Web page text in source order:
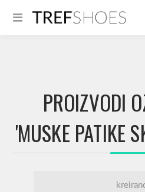
PROIZVODI
'MUSKE PATIKE